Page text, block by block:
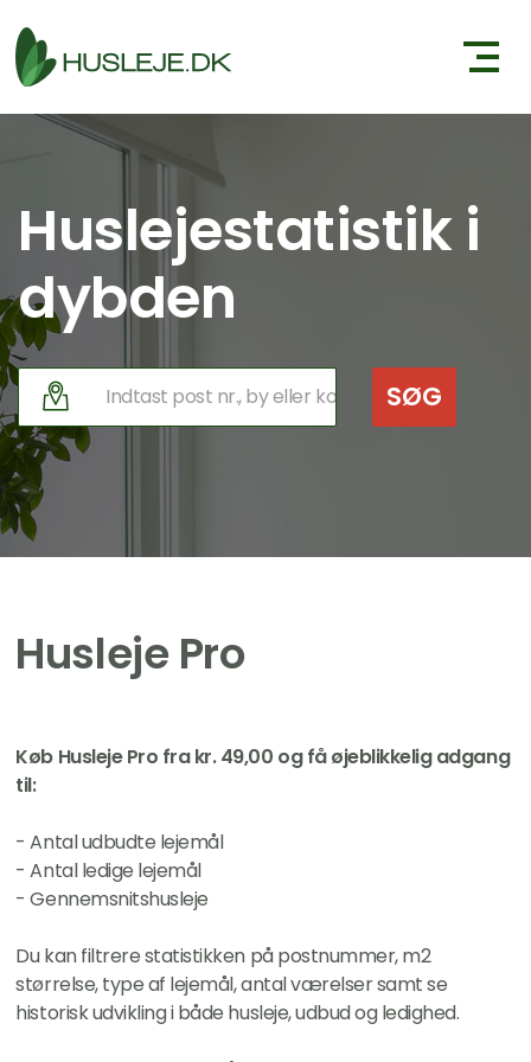
Huslejestatistik i
dybden
SØG
Husleje Pro
Køb Husleje Pro fra kr. 49,00 og få øjeblikkelig adgang
til:
- Antal udbudte lejemål
- Antal ledige lejemål
- Gennemsnitshusleje
Du kan filtrere statistikken på postnummer, m2
størrelse, type af lejemål, antal værelser samt se
historisk udvikling i både husleje, udbud og ledighed.